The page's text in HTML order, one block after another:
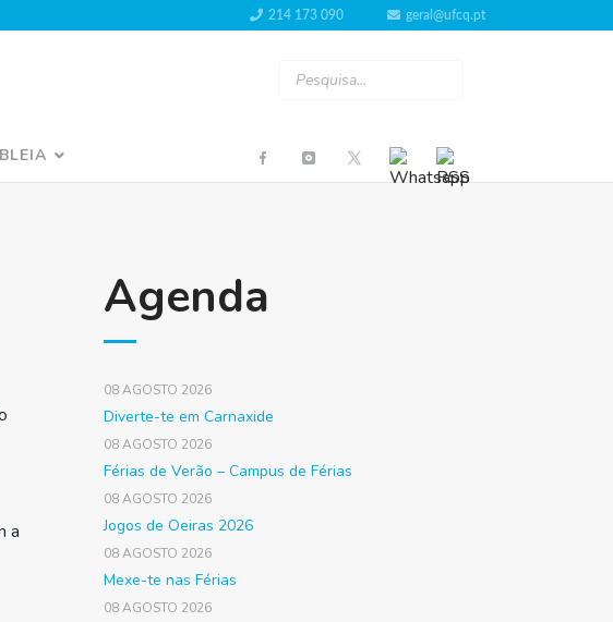
214 173 090 geral@ufcq.pt
a
Agenda
08 AGOSTO 2026
Diverte-te em Carnaxide
08 AGOSTO 2026
Férias de Verão – Campus de Férias
08 AGOSTO 2026
Jogos de Oeiras 2026
08 AGOSTO 2026
Mexe-te nas Férias
08 AGOSTO 2026